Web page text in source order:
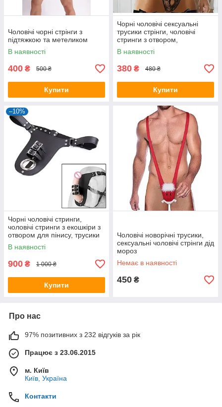
Чоловічі чорні стрінги з
підтяжкою та метеликом
В наявності
400 ₴ 500 ₴
Купити
Чорні чоловічі сексуальні
трусики стрінги, чоловічі
стринги з отвором,
В наявності
380 ₴ 480 ₴
Купити
–10%
Чорні чоловічі стринги,
чоловічі стринги з екошкіри з
отвором для пінису, трусики
чоловічі для сексу
В наявності
900 ₴ 1 000 ₴
Купити
Чоловічі новорічні трусики,
сексуальні чоловічі стрінги дід
мороз
Немає в наявності
450 ₴
Про нас
97% позитивних з 232 відгуків за рік
Працює з 23.06.2015
м. Київ
Київ, Україна
Контакти